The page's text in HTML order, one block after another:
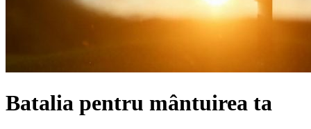
Batalia pentru mântuirea ta